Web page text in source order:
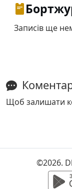
Записів ще
Щоб залишати
©2026.